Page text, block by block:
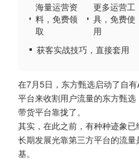
海量运营资
料，免费领
取
更多运营工
具，免费使
用
获客实战技巧，直接套用
在7月5日，东方甄选启动了自
平台来收割用户流量的东方甄
带货平台靠拢了。
其实，在此之前，有种种迹象
长期发展光靠第三方平台的流
基。